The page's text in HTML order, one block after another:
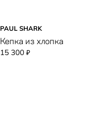
PAUL SHARK
Кепка из хлопка
15 300 ₽